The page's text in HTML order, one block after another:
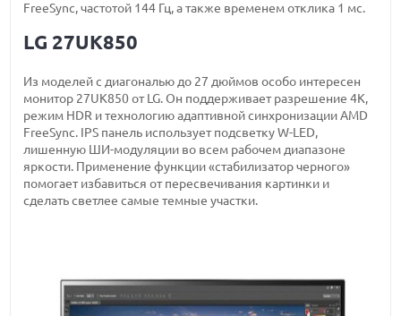
FreeSync, частотой 144 Гц, а также временем отклика 1 мс.
LG 27UK850
Из моделей с диагональю до 27 дюймов особо интересен
монитор 27UK850 от LG. Он поддерживает разрешение 4K,
режим HDR и технологию адаптивной синхронизации AMD
FreeSync. IPS панель использует подсветку W-LED,
лишенную ШИ-модуляции во всем рабочем диапазоне
яркости. Применение функции «стабилизатор черного»
помогает избавиться от пересвечивания картинки и
сделать светлее самые темные участки.